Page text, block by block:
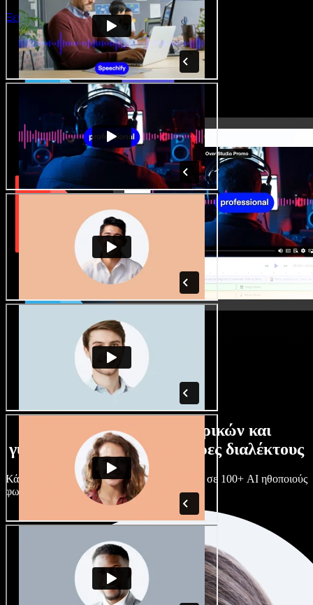
Ξεκινήστε με το Studio
Τεράστια συλλογή ανδρικών και
γυναικείων φωνών με άπειρες διαλέκτους
Κάθε έργο είναι μοναδικό. Διάλεξε ανάμεσα σε 100+ AI ηθοποιούς
φωνής & διαλέκτους και κάν’ τους όπως θες.